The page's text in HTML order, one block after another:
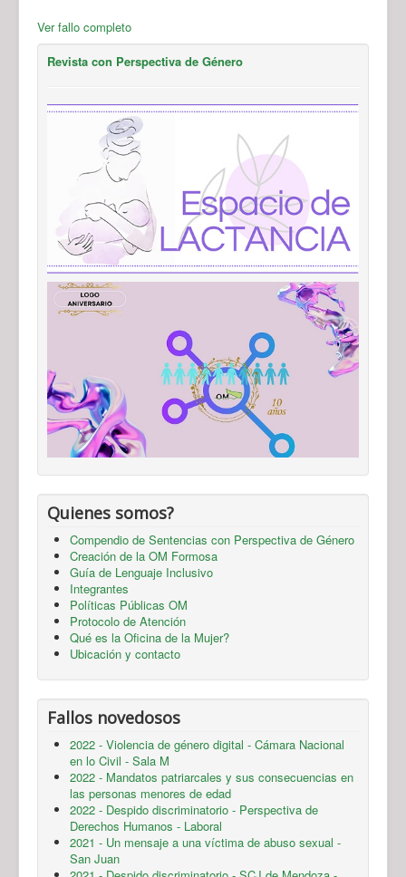
Ver fallo completo
Revista con Perspectiva de Género
Quienes somos?
Compendio de Sentencias con Perspectiva de Género
Creación de la OM Formosa
Guía de Lenguaje Inclusivo
Integrantes
Políticas Públicas OM
Protocolo de Atención
Qué es la Oficina de la Mujer?
Ubicación y contacto
Fallos novedosos
2022 - Violencia de género digital - Cámara Nacional
en lo Civil - Sala M
2022 - Mandatos patriarcales y sus consecuencias en
las personas menores de edad
2022 - Despido discriminatorio - Perspectiva de
Derechos Humanos - Laboral
2021 - Un mensaje a una víctima de abuso sexual -
San Juan